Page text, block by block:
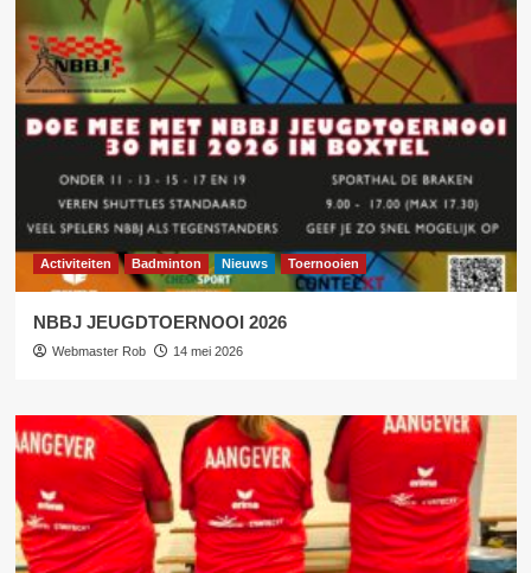
Activiteiten Badminton Nieuws Toernooien
NBBJ JEUGDTOERNOOI 2026
Webmaster Rob 14 mei 2026